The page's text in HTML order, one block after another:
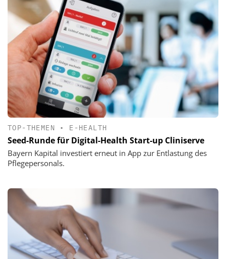
TOP-THEMEN • E-HEALTH
Seed-Runde für Digital-Health Start-up Cliniserve
Bayern Kapital investiert erneut in App zur Entlastung des
Pflegepersonals.